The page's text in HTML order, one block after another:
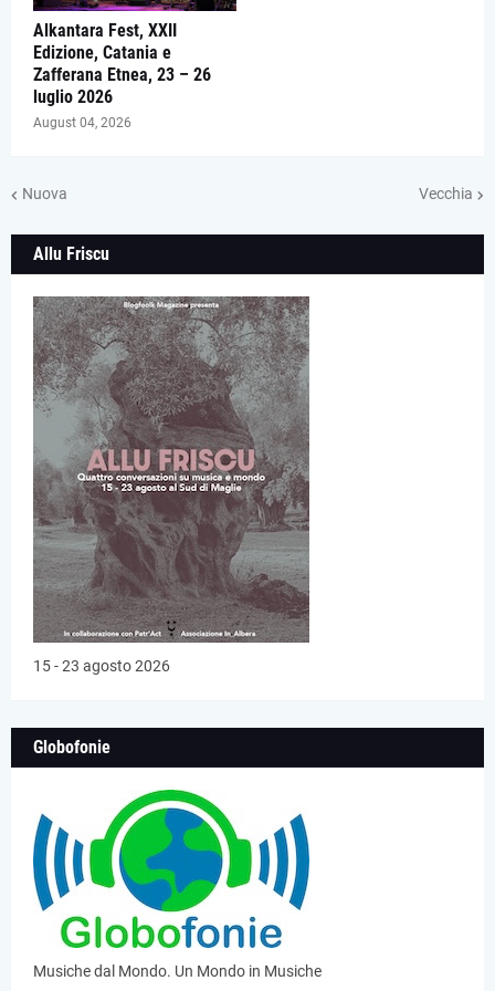
Alkantara Fest, XXII
Edizione, Catania e
Zafferana Etnea, 23 – 26
luglio 2026
August 04, 2026
Nuova Vecchia
Allu Friscu
15 - 23 agosto 2026
Globofonie
Musiche dal Mondo. Un Mondo in Musiche